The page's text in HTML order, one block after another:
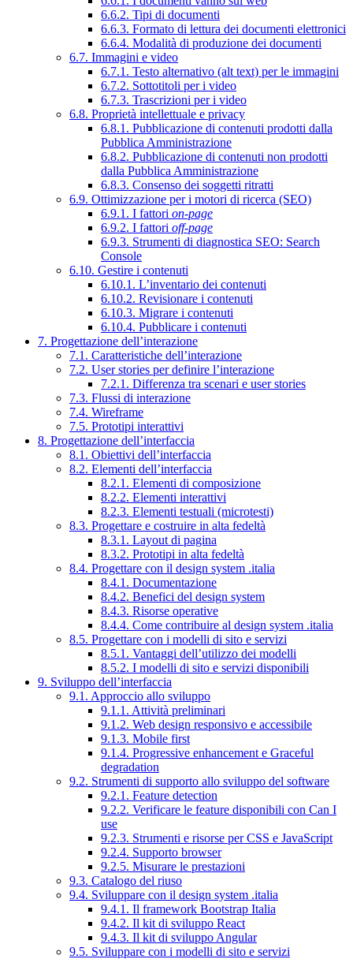
6.6.2. Tipi di documenti
6.6.3. Formato di lettura dei documenti elettronici
6.6.4. Modalità di produzione dei documenti
6.7. Immagini e video
6.7.1. Testo alternativo (alt text) per le immagini
6.7.2. Sottotitoli per i video
6.7.3. Trascrizioni per i video
6.8. Proprietà intellettuale e privacy
6.8.1. Pubblicazione di contenuti prodotti dalla
Pubblica Amministrazione
6.8.2. Pubblicazione di contenuti non prodotti
dalla Pubblica Amministrazione
6.8.3. Consenso dei soggetti ritratti
6.9. Ottimizzazione per i motori di ricerca (SEO)
6.9.1. I fattori on-page
6.9.2. I fattori off-page
6.9.3. Strumenti di diagnostica SEO: Search
Console
6.10. Gestire i contenuti
6.10.1. L’inventario dei contenuti
6.10.2. Revisionare i contenuti
6.10.3. Migrare i contenuti
6.10.4. Pubblicare i contenuti
7. Progettazione dell’interazione
7.1. Caratteristiche dell’interazione
7.2. User stories per definire l’interazione
7.2.1. Differenza tra scenari e user stories
7.3. Flussi di interazione
7.4. Wireframe
7.5. Prototipi interattivi
8. Progettazione dell’interfaccia
8.1. Obiettivi dell’interfaccia
8.2. Elementi dell’interfaccia
8.2.1. Elementi di composizione
8.2.2. Elementi interattivi
8.2.3. Elementi testuali (microtesti)
8.3. Progettare e costruire in alta fedeltà
8.3.1. Layout di pagina
8.3.2. Prototipi in alta fedeltà
8.4. Progettare con il design system .italia
8.4.1. Documentazione
8.4.2. Benefici del design system
8.4.3. Risorse operative
8.4.4. Come contribuire al design system .italia
8.5. Progettare con i modelli di sito e servizi
8.5.1. Vantaggi dell’utilizzo dei modelli
8.5.2. I modelli di sito e servizi disponibili
9. Sviluppo dell’interfaccia
9.1. Approccio allo sviluppo
9.1.1. Attività preliminari
9.1.2. Web design responsivo e accessibile
9.1.3. Mobile first
9.1.4. Progressive enhancement e Graceful
degradation
9.2. Strumenti di supporto allo sviluppo del software
9.2.1. Feature detection
9.2.2. Verificare le feature disponibili con Can I
use
9.2.3. Strumenti e risorse per CSS e JavaScript
9.2.4. Supporto browser
9.2.5. Misurare le prestazioni
9.3. Catalogo del riuso
9.4. Sviluppare con il design system .italia
9.4.1. Il framework Bootstrap Italia
9.4.2. Il kit di sviluppo React
9.4.3. Il kit di sviluppo Angular
9.5. Sviluppare con i modelli di sito e servizi